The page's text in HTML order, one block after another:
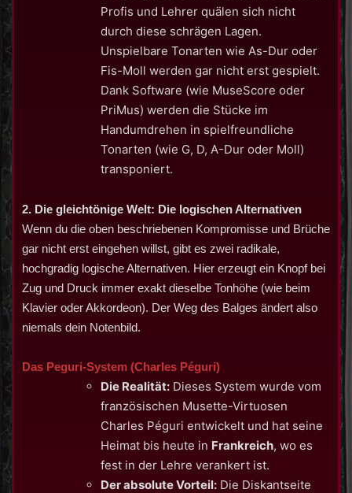
Profis und Lehrer quälen sich nicht
durch diese schrägen Lagen.
Unspielbare Tonarten wie As-Dur oder
Fis-Moll werden gar nicht erst gespielt.
Dank Software (wie MuseScore oder
PriMus) werden die Stücke im
Handumdrehen in spielfreundliche
Tonarten (wie G, D, A-Dur oder Moll)
transponiert.
2. Die gleichtönige Welt: Die logischen Alternativen
Wenn du die oben beschriebenen Kompromisse und Brüche
gar nicht erst eingehen willst, gibt es zwei radikale,
hochgradig logische Alternativen. Hier erzeugt ein Knopf bei
Zug und Druck immer exakt dieselbe Tonhöhe (wie beim
Klavier oder Akkordeon). Der Weg des Balges ändert also
niemals dein Notenbild.
Das Peguri-System (Charles Péguri)
Die Realität: Dieses System wurde vom
französischen Musette-Virtuosen
Charles Péguri entwickelt und hat seine
Heimat bis heute in Frankreich, wo es
fest in der Lehre verankert ist.
Der absolute Vorteil: Die Diskantseite